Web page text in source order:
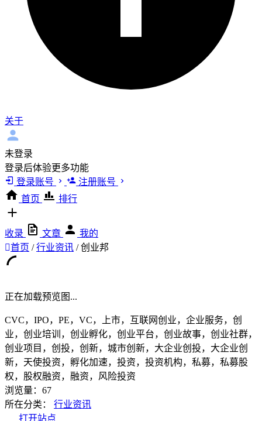
关于
未登录
登录后体验更多功能
登录账号
注册账号
首页
排行
收录 文章
我的
首页 / 行业资讯 / 创业邦
正在加载预览图...
CVC，IPO，PE，VC，上市，互联网创业，企业服务，创
业，创业培训，创业孵化，创业平台，创业故事，创业社群，
创业项目，创投，创新，城市创新，大企业创投，大企业创
新，天使投资，孵化加速，投资，投资机构，私募，私募股
权，股权融资，融资，风险投资
浏览量：67
所在分类：
行业资讯
打开站点